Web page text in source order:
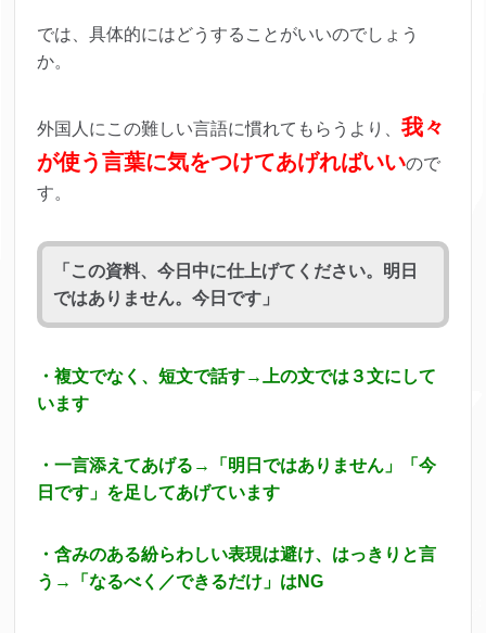
では、具体的にはどうすることがいいのでしょう
か。
外国人にこの難しい言語に慣れてもらうより、我々
が使う言葉に気をつけてあげればいいので
す。
「この資料、今日中に仕上げてください。明日
ではありません。今日です」
・複文でなく、短文で話す→上の文では３文にして
います
・一言添えてあげる→「明日ではありません」「今
日です」を足してあげています
・含みのある紛らわしい表現は避け、はっきりと言
う→「なるべく／できるだけ」はNG